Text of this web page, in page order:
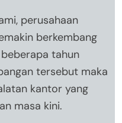
perusahaan
berkembang
tahun
tersebut maka
kantor yang
masa kini.